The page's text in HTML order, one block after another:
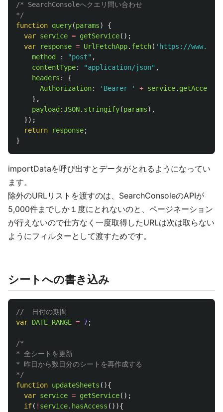
/* SearchConsoleへクエリ問い合わせ
*/
function query(params)
{
var service = getService();
var
response = UrlFetchApp. fetch( ' https://
method
: "post" ,
contentType: "application/json" ,
headers :
{
Authorization: ' Bearer ' + service.
},
payload :JSON. stringify(params),
});
return
response;
}
importDataを呼び出すとデータがとれるようになってい
ます。
除外のURLリストを渡すのは、SearchConsoleのAPIが
5,000件までしか１度にとれないのと、ページネーション
が行えないので仕方なく一度取得したURLは次は取らない
ようにフィルターとして渡すためです。
シートへの書き込み
//  日付の期間
var DATE_RANGE = 7;
/*
* 全シートを更新
* 昨日から数日分のシートを再作成する
*/
function updateSheets (){
var service = getService();
if( ! service. hasAccess ()){